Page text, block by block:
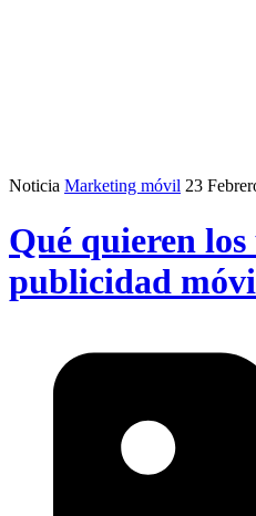
Noticia Marketing móvil 23
Qué quieren
publicidad